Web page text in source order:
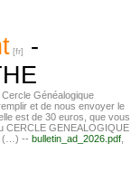
-
Généalogique
et de nous envoyer le
est de 30 euros, que vous
CERCLE GENEALOGIQUE
(…) -- bulletin_ad_2026.pdf,